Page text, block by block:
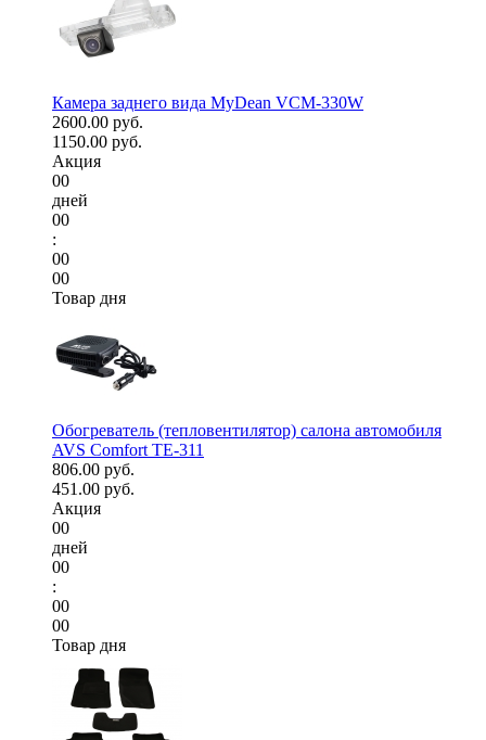
Камера заднего вида MyDean VCM-330W
2600.00 руб.
1150.00 руб.
Акция
00
дней
00
:
00
00
Товар дня
Обогреватель (тепловентилятор) салона автомобиля
AVS Comfort TE-311
806.00 руб.
451.00 руб.
Акция
00
дней
00
:
00
00
Товар дня